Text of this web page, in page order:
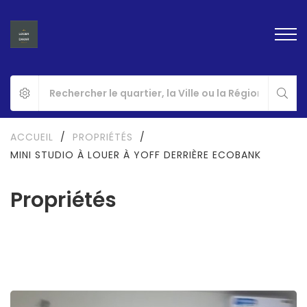
Propriétés
ACCUEIL / PROPRIÉTÉS
/
MINI STUDIO À LOUER À YOFF DERRIÈRE ECOBANK